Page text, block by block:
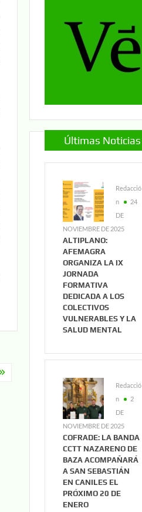
Últimas Noticias
Redacció
n
24
DE
NOVIEMBRE DE 2025
ALTIPLANO:
AFEMAGRA
ORGANIZA LA IX
JORNADA
FORMATIVA
DEDICADA A LOS
COLECTIVOS
VULNERABLES Y LA
SALUD MENTAL
Redacció
n
2
DE
NOVIEMBRE DE 2025
COFRADE: LA BANDA
CCTT NAZARENO DE
BAZA ACOMPAÑARÁ
A SAN SEBASTIÁN
EN CANILES EL
PRÓXIMO 20 DE
ENERO